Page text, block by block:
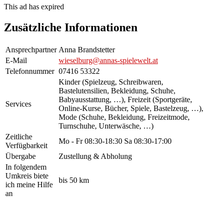
This ad has expired
Zusätzliche Informationen
Ansprechpartner Anna Brandstetter
E-Mail
wieselburg@annas-spielewelt.at
Telefonnummer 07416 53322
Services
Kinder (Spielzeug, Schreibwaren,
Bastelutensilien, Bekleidung, Schuhe,
Babyausstattung, …), Freizeit (Sportgeräte,
Online-Kurse, Bücher, Spiele, Bastelzeug, …),
Mode (Schuhe, Bekleidung, Freizeitmode,
Turnschuhe, Unterwäsche, …)
Zeitliche
Verfügbarkeit
Mo - Fr 08:30-18:30 Sa 08:30-17:00
Übergabe
Zustellung & Abholung
In folgendem
Umkreis biete
ich meine Hilfe
an
bis 50 km